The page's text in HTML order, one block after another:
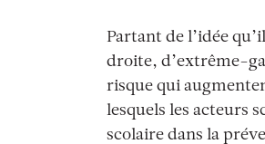
Partant de l’idée
droite, d’extrême-
risque qui
lesquels les acteurs
scolaire dans la